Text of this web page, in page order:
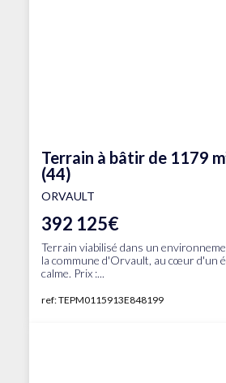
Terrain à bâtir de 1179
(44)
ORVAULT
392 125€
Terrain viabilisé dans un
la commune d'Orvault, au cœur d'un
calme. Prix :...
ref: TEPM0115913E848199